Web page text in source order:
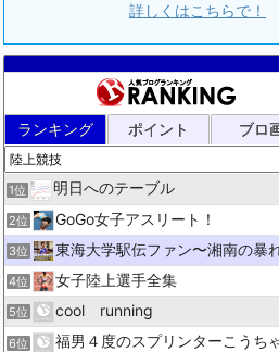
詳しくはこちらで！
ランキング ポイント ブロ
1位 明日へのテーブル
2位 GoGo女子アスリート！
3位 東海大学駅伝ファン〜湘南の暴
4位 女子陸上選手全集
5位 cool running
6位 福男４度のスプリンターこうち